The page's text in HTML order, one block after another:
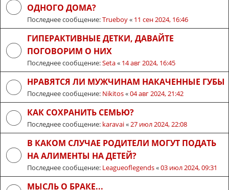
ОДНОГО ДОМА?
Последнее сообщение:Trueboy« 11 сен 2024, 16:46
ГИПЕРАКТИВНЫЕ ДЕТКИ, ДАВАЙТЕ
ПОГОВОРИМ О НИХ
Последнее сообщение:Seta« 14 авг 2024, 16:45
НРАВЯТСЯ ЛИ МУЖЧИНАМ НАКАЧЕННЫЕ ГУБЫ
Последнее сообщение: Nikitos«04 авг 2024, 21:42
КАК СОХРАНИТЬ СЕМЬЮ?
Последнее сообщение: karavai« 27 июл 2024, 22:08
В КАКОМ СЛУЧАЕ РОДИТЕЛИ МОГУТ ПОДАТЬ
НА АЛИМЕНТЫ НА ДЕТЕЙ?
Последнее сообщение: Leagueoflegends«03 июл 2024, 09:31
МЫСЛЬ О БРАКЕ...